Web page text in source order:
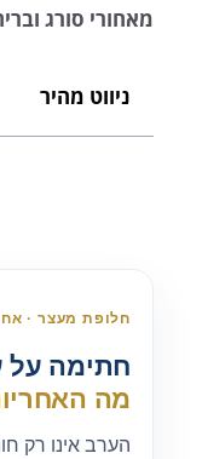
מאחורי סורג
ניווט מהיר
חלופת מעצר ·
חתימה על
מה
הערב אינו רק